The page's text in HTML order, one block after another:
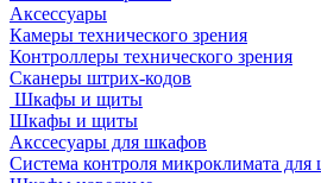
Аксессуары
Камеры технического зрения
Контроллеры технического зрения
Сканеры штрих-кодов
Шкафы и щиты
Шкафы и щиты
Акссесуары для шкафов
Система контроля микроклимата для